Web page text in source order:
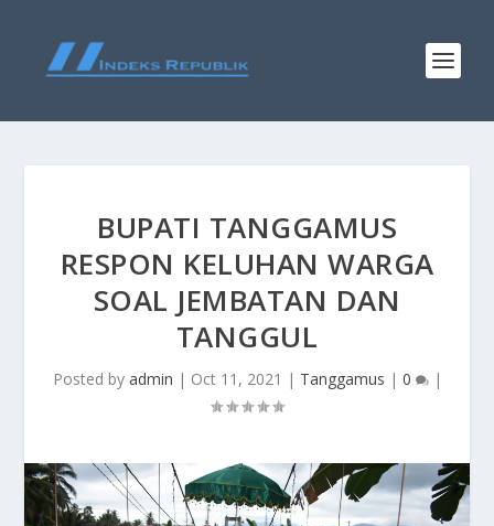
BUPATI TANGGAMUS
RESPON KELUHAN WARGA
SOAL JEMBATAN DAN
TANGGUL
Posted by admin | Oct 11, 2021 | Tanggamus | 0 |